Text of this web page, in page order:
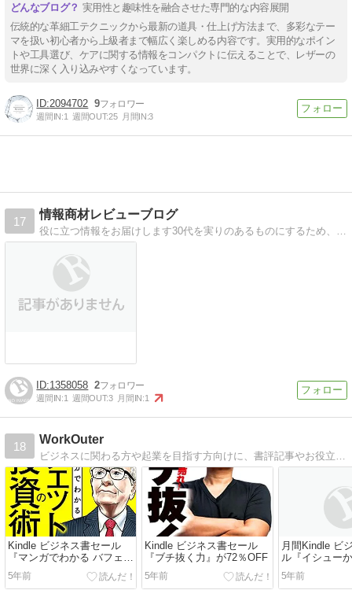
実用性と趣味性を融合させた専門的な内容展開
伝統的な革細工テクニックから最新の道具・仕上げ方法まで、多彩なテー
マを扱い初心者から上級者まで幅広く楽しめる内容です。実用的なポイン
トや工具選び、ケアに関する情報をコンパクトに伝えることで、レザーの
世界に深く入り込みやすくなっています。
2094702 9
週間IN:1 週間OUT:25 月間IN:3
17
情報商材レビューブログ
1358058 2
週間IN:1 週間OUT:3 月間IN:1
18
WorkOuter
Kindle ビジネス書セール
『マンガでわかる バフェッ
トの投資術』が73％OFF
5年前
Kindle ビジネス書セール
『ブチ抜く力』が72％OFF
5年前
月間Kindle ビ
ル『イシュー
よ』など25冊
5年前